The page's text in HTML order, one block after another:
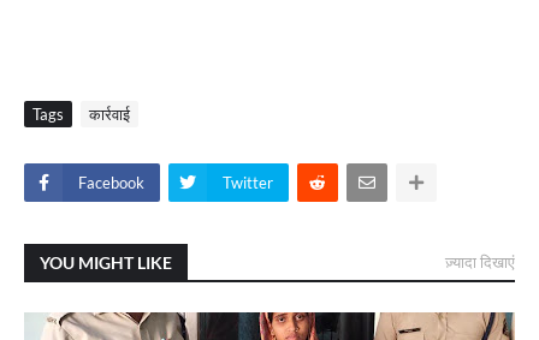
Tags कार्रवाई
Facebook Twitter
YOU MIGHT LIKE ज़्यादा दिखाएं